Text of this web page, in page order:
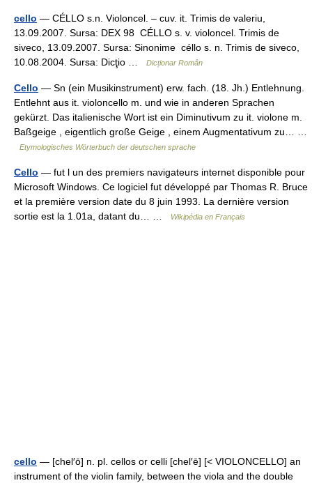
cello — CÉLLO s.n. Violoncel. – cuv. it. Trimis de valeriu,
13.09.2007. Sursa: DEX 98 CÉLLO s. v. violoncel. Trimis de
siveco, 13.09.2007. Sursa: Sinonime céllo s. n. Trimis de siveco,
10.08.2004. Sursa: Dicţio …
Dicționar Român
Cello — Sn (ein Musikinstrument) erw. fach. (18. Jh.) Entlehnung.
Entlehnt aus it. violoncello m. und wie in anderen Sprachen
gekürzt. Das italienische Wort ist ein Diminutivum zu it. violone m.
Baßgeige , eigentlich große Geige , einem Augmentativum zu… …
Etymologisches Wörterbuch der deutschen sprache
Cello — fut l un des premiers navigateurs internet disponible pour
Microsoft Windows. Ce logiciel fut développé par Thomas R. Bruce
et la première version date du 8 juin 1993. La dernière version
sortie est la 1.01a, datant du… …
Wikipédia en Français
cello — [chel′ō] n. pl. cellos or celli [chel′ē] [< VIOLONCELLO] an
instrument of the violin family, between the viola and the double